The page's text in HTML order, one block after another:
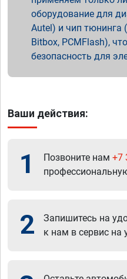
оборудование для
Autel) и чип тюнинга
Bitbox, PCMFlash),
безопасность для
Ваши действия:
1 Позвоните нам +7
2
Запишитесь на
к нам в сервис на